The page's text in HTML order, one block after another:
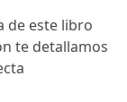
de este libro
te detallamos